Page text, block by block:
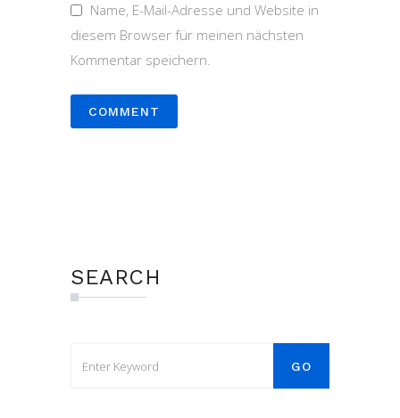
Name, E-Mail-Adresse und Website in
diesem Browser für meinen nächsten
Kommentar speichern.
SEARCH